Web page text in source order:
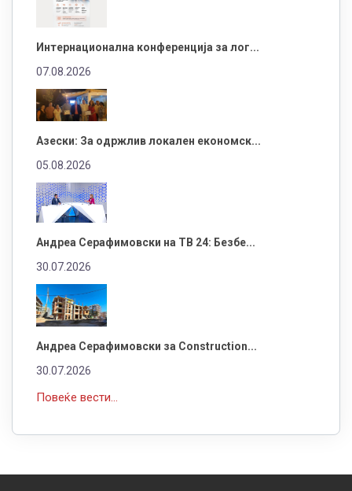
Интернационална конференција за лог...
07.08.2026
Азески: За одржлив локален економск...
05.08.2026
Андреа Серафимовски на ТВ 24: Безбе...
30.07.2026
Андреа Серафимовски за Construction...
30.07.2026
Повеќе вести...